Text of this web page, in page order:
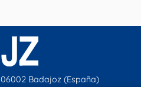
Badajoz (España)